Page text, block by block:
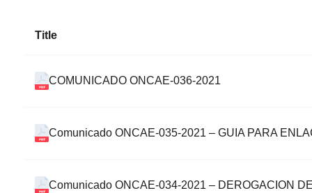
Title
COMUNICADO ONCAE-036-2021
Comunicado ONCAE-035-2021 – GUIA PARA
Comunicado ONCAE-034-2021 – DEROGACION